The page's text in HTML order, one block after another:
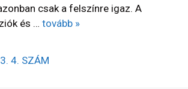
csak a felszínre igaz. A
és … tovább »
4. SZÁM